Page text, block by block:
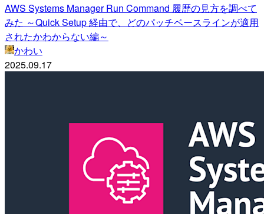
AWS Systems Manager Run Command 履歴の見方を調べて
みた ～Quick Setup 経由で、どのパッチベースラインが適用
されたかわからない編～
かわい
2025.09.17